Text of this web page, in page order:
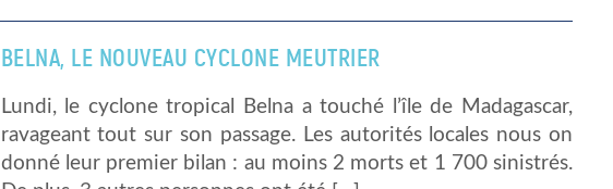
BELNA, LE NOUVEAU CYCLONE MEUTRIER
Lundi, le cyclone tropical Belna a touché l’île de Madagascar,
ravageant tout sur son passage. Les autorités locales nous on
donné leur premier bilan : au moins 2 morts et 1 700 sinistrés.